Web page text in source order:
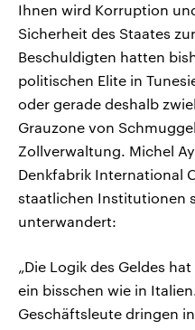
Ihnen wird Korruption
Sicherheit des Staates
Beschuldigten hatten
politischen Elite in
oder gerade deshalb
Grauzone von
Zollverwaltung. Michel
Denkfabrik International
staatlichen Institutionen
unterwandert:
„Die Logik des Geldes
ein bisschen wie in
Geschäftsleute dringen